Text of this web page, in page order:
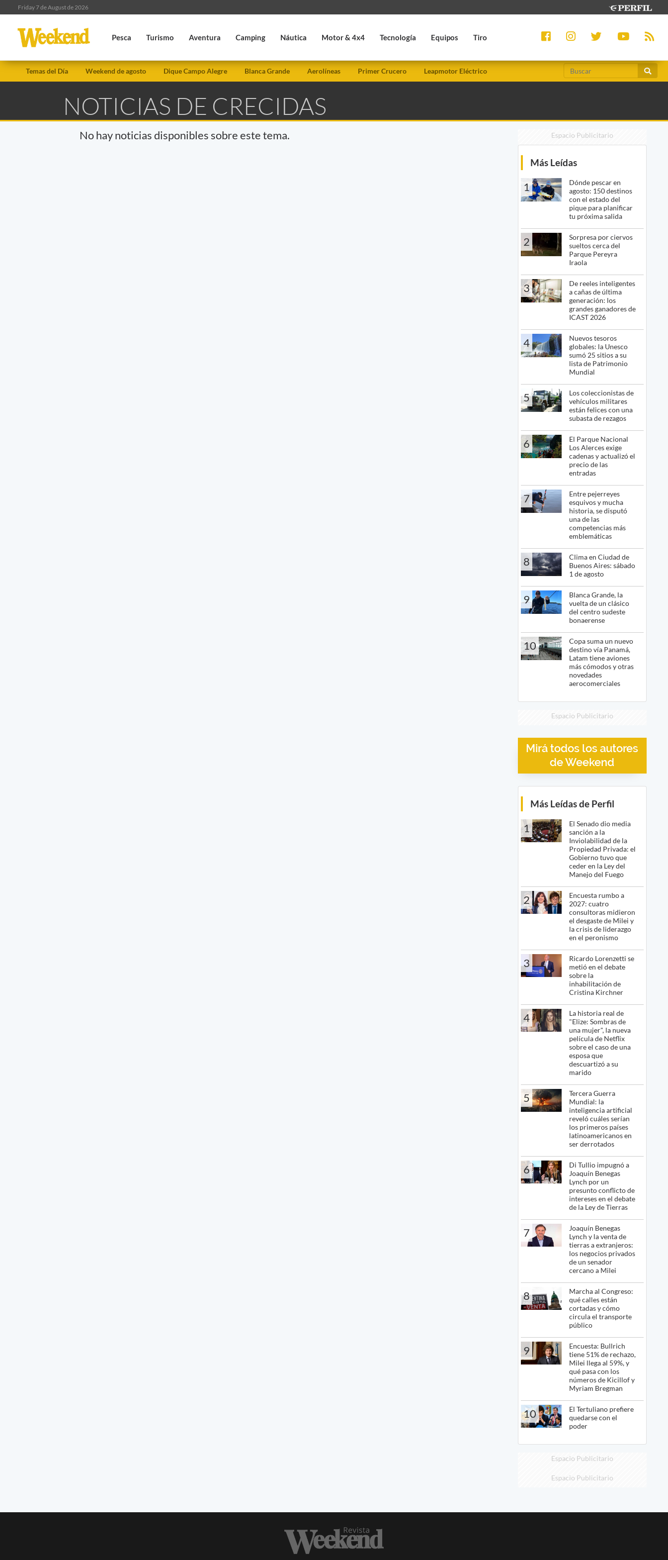
Friday 7 de August de 2026
Pesca Turismo Aventura Camping Náutica Motor & 4x4 Tecnología Equipos Tiro
Temas del Día Weekend de agosto Dique Campo Alegre Blanca Grande Aerolíneas Primer Crucero Leapmotor Eléctrico
NOTICIAS DE CRECIDAS
No hay noticias disponibles sobre este tema. Espacio Publicitario
Más Leídas
1
Dónde pescar en
agosto: 150 destinos
con el estado del
pique para planificar
tu próxima salida
2
Sorpresa por ciervos
sueltos cerca del
Parque Pereyra
Iraola
3
De reeles inteligentes
a cañas de última
generación: los
grandes ganadores de
ICAST 2026
4
Nuevos tesoros
globales: la Unesco
sumó 25 sitios a su
lista de Patrimonio
Mundial
5
Los coleccionistas de
vehículos militares
están felices con una
subasta de rezagos
6
El Parque Nacional
Los Alerces exige
cadenas y actualizó el
precio de las
entradas
7
Entre pejerreyes
esquivos y mucha
historia, se disputó
una de las
competencias más
emblemáticas
8
Clima en Ciudad de
Buenos Aires: sábado
1 de agosto
9
Blanca Grande, la
vuelta de un clásico
del centro sudeste
bonaerense
10
Copa suma un nuevo
destino vía Panamá,
Latam tiene aviones
más cómodos y otras
novedades
aerocomerciales
Espacio Publicitario
Mirá todos los autores
de Weekend
Más Leídas de Perfil
1
El Senado dio media
sanción a la
Inviolabilidad de la
Propiedad Privada: el
Gobierno tuvo que
ceder en la Ley del
Manejo del Fuego
2
Encuesta rumbo a
2027: cuatro
consultoras midieron
el desgaste de Milei y
la crisis de liderazgo
en el peronismo
3
Ricardo Lorenzetti se
metió en el debate
sobre la
inhabilitación de
Cristina Kirchner
4
La historia real de
"Elize: Sombras de
una mujer", la nueva
película de Netflix
sobre el caso de una
esposa que
descuartizó a su
marido
5
Tercera Guerra
Mundial: la
inteligencia artificial
reveló cuáles serían
los primeros países
latinoamericanos en
ser derrotados
6
Di Tullio impugnó a
Joaquín Benegas
Lynch por un
presunto conflicto de
intereses en el debate
de la Ley de Tierras
7
Joaquín Benegas
Lynch y la venta de
tierras a extranjeros:
los negocios privados
de un senador
cercano a Milei
8
Marcha al Congreso:
qué calles están
cortadas y cómo
circula el transporte
público
9
Encuesta: Bullrich
tiene 51% de rechazo,
Milei llega al 59%, y
qué pasa con los
números de Kicillof y
Myriam Bregman
10
El Tertuliano prefiere
quedarse con el
poder
Espacio Publicitario
Espacio Publicitario